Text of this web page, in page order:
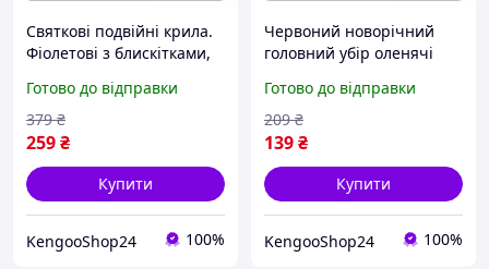
Святкові подвійні крила.
Фіолетові з блискітками,
кріпляться на гумці для
дівчинки.
Готово до відправки
259₴
379 ₴
Купити
KengooShop24 100%
Червоний новорічний
головний убір оленячі
см для карнавального
образу
Готово до відправки
139₴
209 ₴
Купити
KengooShop24 100%